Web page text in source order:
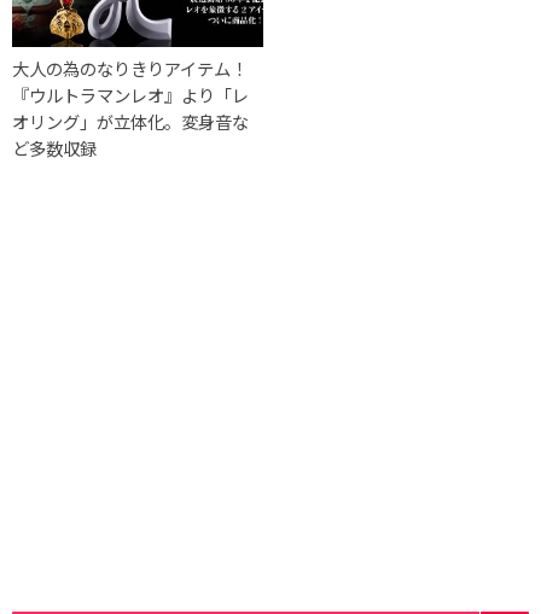
大人の為のなりきりアイテム！
『ウルトラマンレオ』より「レ
オリング」が立体化。変身音な
ど多数収録